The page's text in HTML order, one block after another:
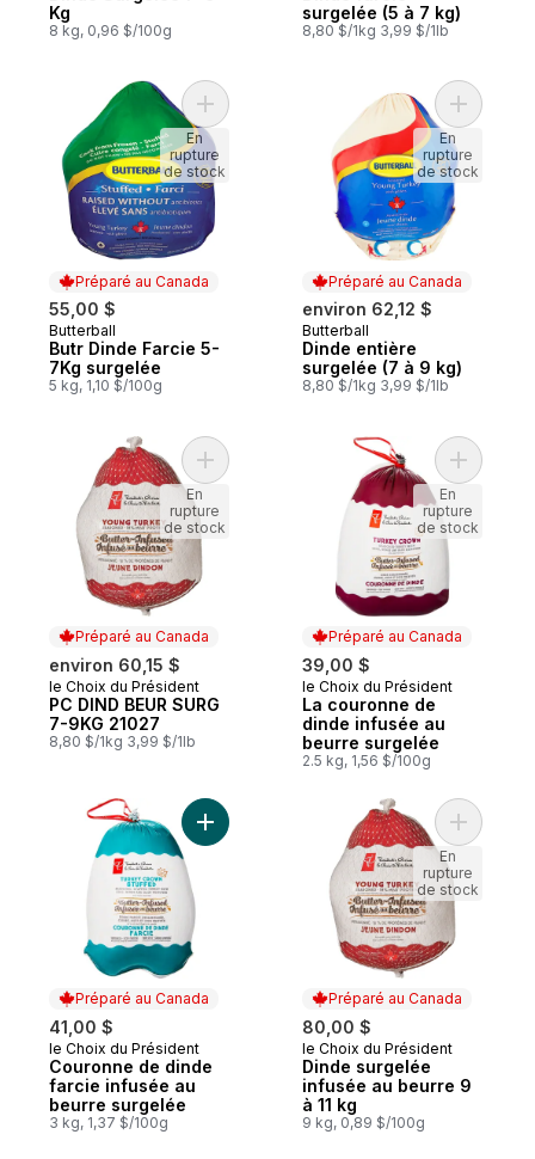
Kg
8 kg, 0,96 $/100g
surgelée (5 à 7 kg)
8,80 $/1kg 3,99 $/1lb
Préparé au Canada
55,00 $
Préparé au Canada
Butterball
Butr Dinde Farcie 5-
7Kg surgelée
5 kg, 1,10 $/100g
Ajouter Butr Dinde Farcie 5-7Kg surgelée
En
rupture
de stock
Préparé au Canada
environ 62,12 $
Préparé au Canada
Butterball
Dinde entière
surgelée (7 à 9 kg)
8,80 $/1kg 3,99 $/1lb
Ajouter
En
rupture
de stock
Préparé au Canada
environ 60,15 $
Préparé au Canada
le Choix du Président
PC DIND BEUR SURG
7-9KG 21027
8,80 $/1kg 3,99 $/1lb
Ajouter PC DIND BEUR SURG 7-9KG
En
rupture
de stock
Préparé au Canada
39,00 $
Préparé au Canada
le Choix du Président
La couronne de
dinde infusée au
beurre surgelée
2.5 kg, 1,56 $/100g
Ajouter
En
rupture
de stock
Préparé au Canada
41,00 $
Préparé au Canada
le Choix du Président
Couronne de dinde
farcie infusée au
beurre surgelée
3 kg, 1,37 $/100g
Ajouter Couronne de dinde farcie
Préparé au Canada
80,00 $
Préparé au Canada
le Choix du Président
Dinde surgelée
infusée au beurre 9
à 11 kg
9 kg, 0,89 $/100g
Ajouter
En
rupture
de stock